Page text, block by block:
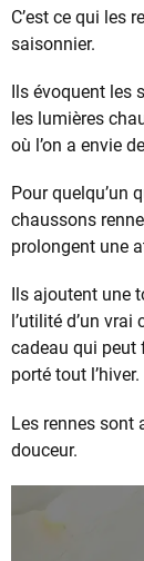
C’est ce qui les
saisonnier.
Ils évoquent les
les lumières
où l’on a envie
Pour quelqu’un
chaussons
prolongent une
Ils ajoutent une
l’utilité d’un
cadeau qui peut
porté tout l’hiver.
Les rennes sont
douceur.